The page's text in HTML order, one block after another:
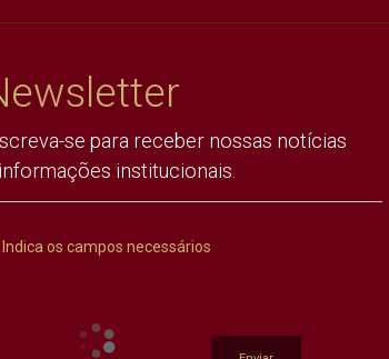
se para receber nossas notícias
institucionais.
Indica os campos necessários